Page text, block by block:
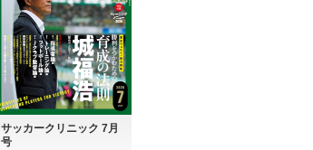
サッカークリニック 7月
号